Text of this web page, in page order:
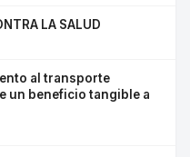
LA SALUD
al transporte
un beneficio tangible a